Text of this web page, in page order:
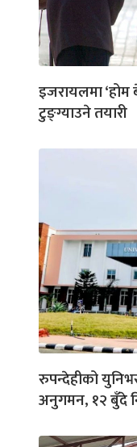
इजरायलमा ‘होम
टुङ्ग्याउने तयारी
रुपन्देहीको
अनुगमन, १२ बुँदे